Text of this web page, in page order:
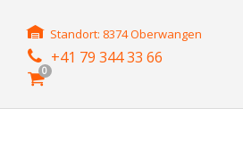
Standort: 8374 Oberwangen
+41 79 344 33 66
0